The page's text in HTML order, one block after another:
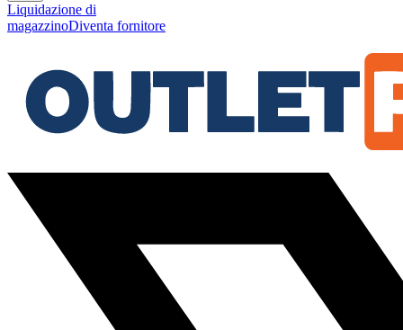
Liquidazione di
magazzinoDiventa fornitore